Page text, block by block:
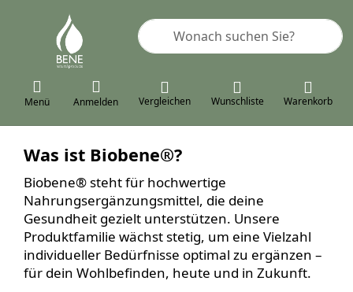
Geben Sie einen Suchbegriff ein.
Menü Anmelden Vergleichen Wunschliste Warenkorb
Was ist Biobene®?
Biobene®steht für hochwertige
Nahrungsergänzungsmittel, die deine
Gesundheit gezielt unterstützen. Unsere
Produktfamilie wächst stetig, um eine Vielzahl
individueller Bedürfnisse optimal zu ergänzen –
für dein Wohlbefinden, heute und in Zukunft.